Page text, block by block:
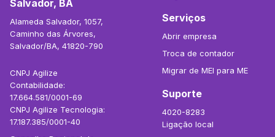
Salvador, BA
Alameda Salvador, 1057,
Caminho das Árvores,
Salvador/BA, 41820-790
CNPJ Agilize
Contabilidade:
17.664.581/0001-69
CNPJ Agilize Tecnologia:
17.187.385/0001-40
Serviços
Abrir empresa
Troca de contador
Migrar de MEI para ME
Suporte
4020-8283
Ligação local